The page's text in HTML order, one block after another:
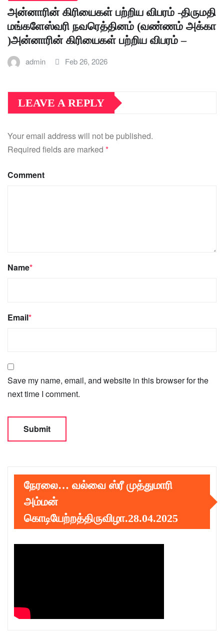
அன்னாரின் கிரியைகள் பற்றிய விபரம் -திருமதி
மங்களேஸ்வரி நவரெத்தினம் (வண்ணம் அக்கா
)அன்னாரின் கிரியைகள் பற்றிய விபரம் –
admin Feb 26, 2026
LEAVE A REPLY
Your email address will not be published.
Required fields are marked *
Comment
Name*
Email*
Save my name, email, and website in this browser for the
next time I comment.
நேரலை… வல்வை ஸ்ரீ முத்துமாரி
அம்மன்
கொடியேற்றத்திருவிழா.28.04.2025